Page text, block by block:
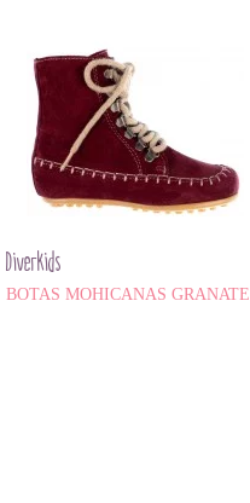
Diverkids
BOTAS MOHICANAS GRANATE